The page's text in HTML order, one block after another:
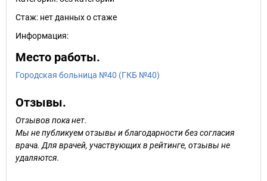
Стаж: нет данных о стаже
Информация:
Место работы.
Городская больница №40 (ГКБ №40)
Отзывы.
Отзывов пока нет.
Мы не публикуем отзывы и благодарности без согласия
врача. Для врачей, участвующих в рейтинге, отзывы не
удаляются.